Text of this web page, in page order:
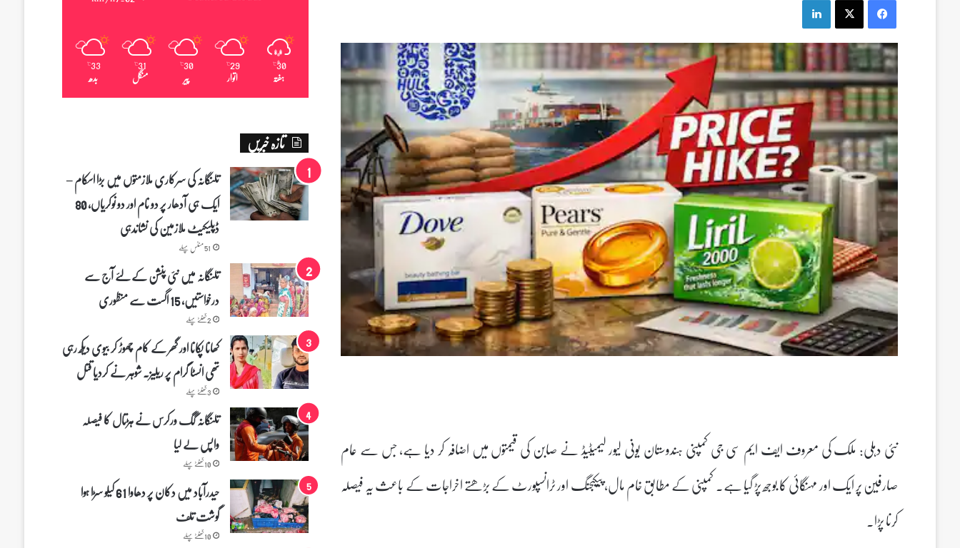
نئی دہلی: ملک کی معروف ایف ایم سی جی کمپنی ہندوستان یونی لیور لیمیٹیڈ نے صابن کی قیمتوں میں اضافہ کر دیا ہے، جس سے عام
صارفین پر ایک اور مہنگائی کا بوجھ پڑ گیا ہے۔ کمپنی کے مطابق خام مال، پیکیجنگ اور ٹرانسپورٹ کے بڑھتے اخراجات کے باعث یہ فیصلہ
کرنا پڑا۔
30
℃
ہفتہ
29
℃
اتوار
30
℃
پیر
31
℃
منگل
33
℃
بدھ
تازہ خبریں
تلنگانہ کی سرکاری ملازمتوں میں بڑا اسکام –
ایک ہی آدھار پر دو نام اور دو نوکریاں، 80
ڈپلیکیٹ ملازمین کی نشاندہی
51 منٹس پہلے
تلنگانہ میں نئی پنشن کے لئے آج سے
درخواستیں، 15 اگست سے منظوری
2 گھنٹے پہلے
کھانا پکانا اور گھر کے کام چھوڑ کر بیوی دیکھ رہی
تھی انسٹا گرام پر ریلیز۔ شوہر نے کردیا قتل
3 گھنٹے پہلے
تلنگانہ گگ ورکرس نے ہڑتال کا فیصلہ
واپس لے لیا
10 گھنٹے پہلے
حیدرآباد میں دکان پر دھاوا 61 کیلو سڑا ہوا
گوشت تلف
10 گھنٹے پہلے